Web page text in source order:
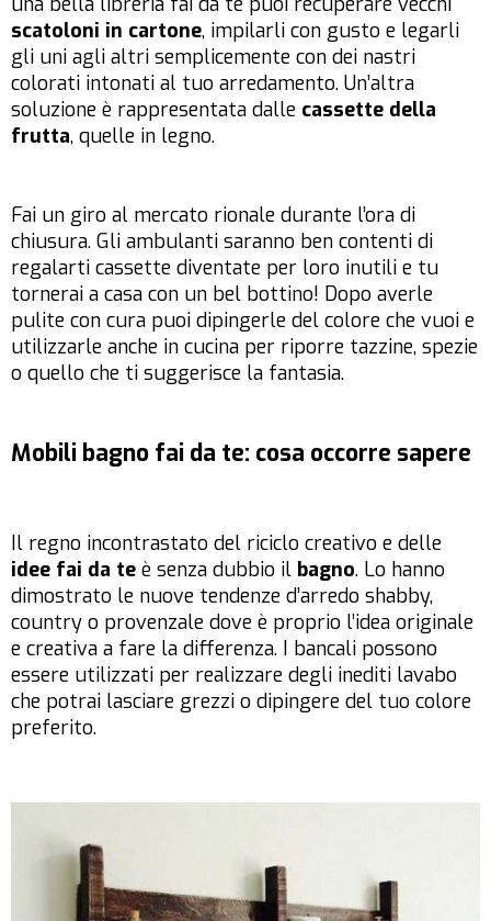
scatoloni in cartone, impilarli con gusto e legarli
gli uni agli altri semplicemente con dei nastri
colorati intonati al tuo arredamento. Un’altra
soluzione è rappresentata dalle cassette della
frutta, quelle in legno.
Fai un giro al mercato rionale durante l’ora di
chiusura. Gli ambulanti saranno ben contenti di
regalarti cassette diventate per loro inutili e tu
tornerai a casa con un bel bottino! Dopo averle
pulite con cura puoi dipingerle del colore che vuoi e
utilizzarle anche in cucina per riporre tazzine, spezie
o quello che ti suggerisce la fantasia.
Mobili bagno fai da te: cosa occorre sapere
Il regno incontrastato del riciclo creativo e delle
idee fai da te è senza dubbio il bagno. Lo hanno
dimostrato le nuove tendenze d’arredo shabby,
country o provenzale dove è proprio l’idea originale
e creativa a fare la differenza. I bancali possono
essere utilizzati per realizzare degli inediti lavabo
che potrai lasciare grezzi o dipingere del tuo colore
preferito.